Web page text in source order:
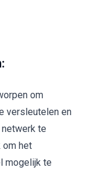
om
versleutelen en
te
om het
mogelijk te